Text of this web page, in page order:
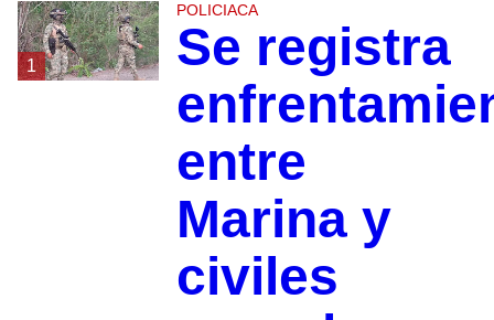
1
POLICIACA
Se registra
entre
Marina y
civiles